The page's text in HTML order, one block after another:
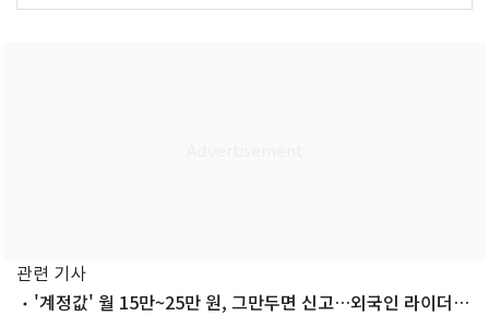
관련 기사
'계정값' 월 15만~25만 원, 그만두면 신고…외국인 라이더